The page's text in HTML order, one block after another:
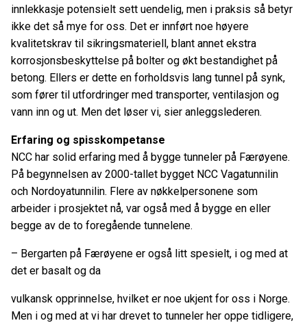
innlekkasje potensielt sett uendelig, men i praksis så betyr
ikke det så mye for oss. Det er innført noe høyere
kvalitetskrav til sikringsmateriell, blant annet ekstra
korrosjonsbeskyttelse på bolter og økt bestandighet på
betong. Ellers er dette en forholdsvis lang tunnel på synk,
som fører til utfordringer med transporter, ventilasjon og
vann inn og ut. Men det løser vi, sier anleggslederen.
Erfaring og spisskompetanse
NCC har solid erfaring med å bygge tunneler på Færøyene.
På begynnelsen av 2000-tallet bygget NCC Vagatunnilin
och Nordoyatunnilin. Flere av nøkkelpersonene som
arbeider i prosjektet nå, var også med å bygge en eller
begge av de to foregående tunnelene.
– Bergarten på Færøyene er også litt spesielt, i og med at
det er basalt og da
vulkansk opprinnelse, hvilket er noe ukjent for oss i Norge.
Men i og med at vi har drevet to tunneler her oppe tidligere,